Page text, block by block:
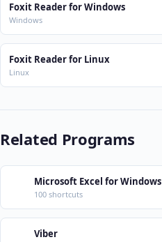
Foxit Reader for Windows
Windows
Foxit Reader for Linux
Linux
Related Programs
Microsoft Excel for Windows
100 shortcuts
Viber